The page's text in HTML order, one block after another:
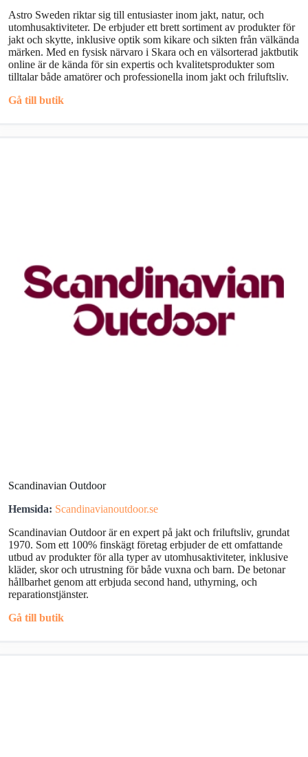
Astro Sweden riktar sig till entusiaster inom jakt, natur, och
utomhusaktiviteter. De erbjuder ett brett sortiment av produkter för
jakt och skytte, inklusive optik som kikare och sikten från välkända
märken. Med en fysisk närvaro i Skara och en välsorterad jaktbutik
online är de kända för sin expertis och kvalitetsprodukter som
tilltalar både amatörer och professionella inom jakt och friluftsliv.
Gå till butik
Scandinavian Outdoor
Hemsida: Scandinavianoutdoor.se
Scandinavian Outdoor är en expert på jakt och friluftsliv, grundat
1970. Som ett 100% finskägt företag erbjuder de ett omfattande
utbud av produkter för alla typer av utomhusaktiviteter, inklusive
kläder, skor och utrustning för både vuxna och barn. De betonar
hållbarhet genom att erbjuda second hand, uthyrning, och
reparationstjänster.
Gå till butik